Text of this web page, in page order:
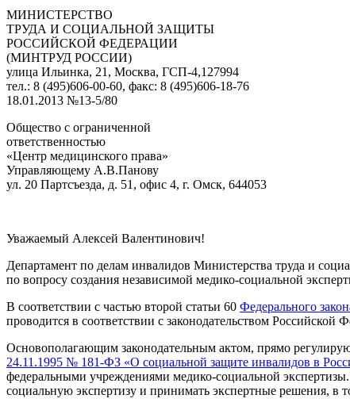
МИНИСТЕРСТВО
ТРУДА И СОЦИАЛЬНОЙ ЗАЩИТЫ
РОССИЙСКОЙ ФЕДЕРАЦИИ
(МИНТРУД РОССИИ)
улица Ильинка, 21, Москва, ГСП-4,127994
тел.: 8 (495)606-00-60, факс: 8 (495)606-18-76
18.01.2013 №13-5/80
Общество с ограниченной
ответственностью
«Центр медицинского права»
Управляющему А.В.Панову
ул. 20 Партсъезда, д. 51, офис 4, г. Омск, 644053
Уважаемый Алексей Валентинович!
Департамент по делам инвалидов Министерства труда и
по вопросу создания независимой медико-социальной
В соответствии с частью второй статьи 60 Федерального
проводится в соответствии с законодательством
Основополагающим законодательным актом, прямо
24.11.1995 № 181-ФЗ «О социальной защите инвалидов в
федеральными учреждениями медико-социальной
социальную экспертизу и принимать экспертные решения, в